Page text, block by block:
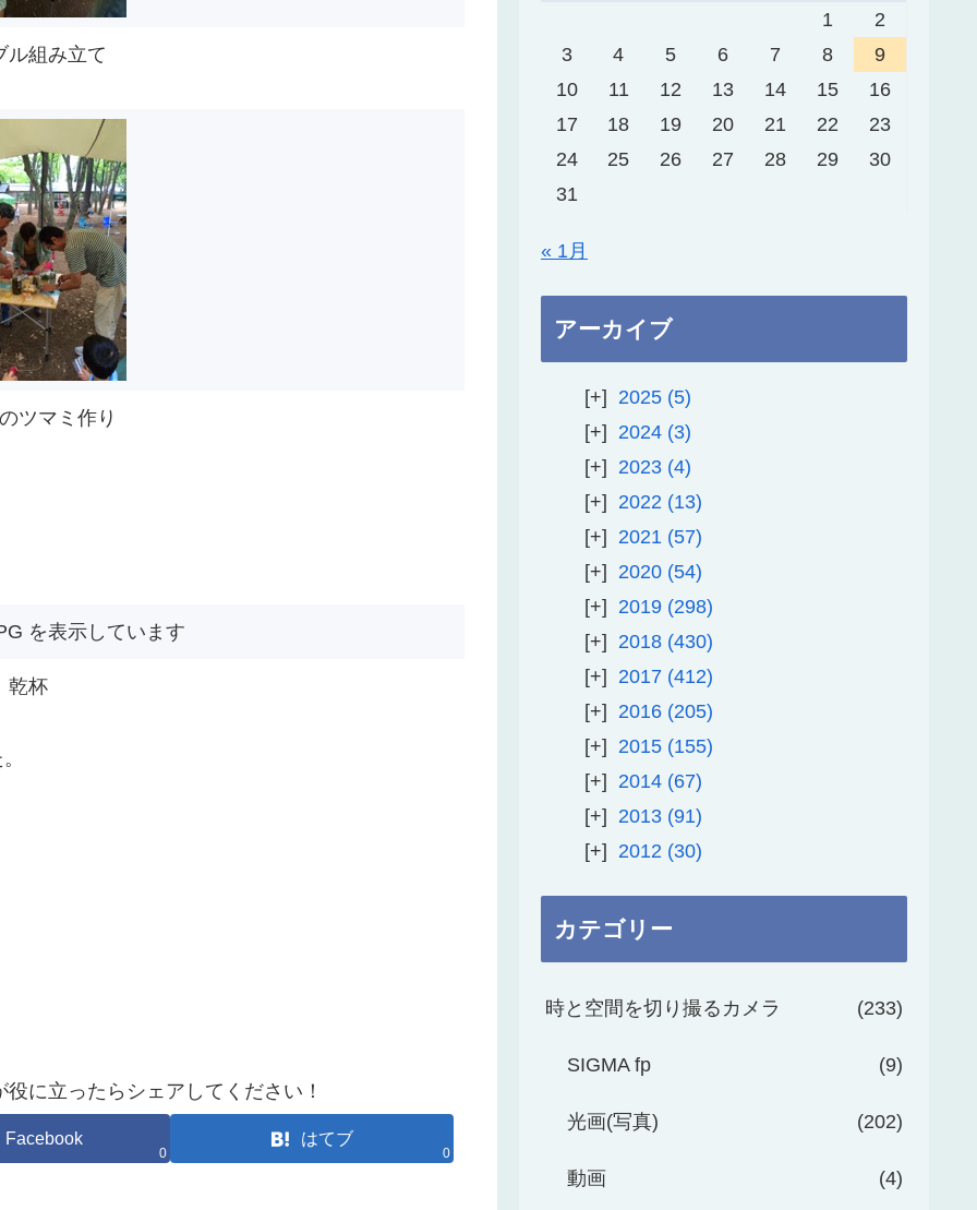
ル組み立て
ツマミ作り
乾杯
に立ったらシェアしてください！
Facebook
0
はてブ
0
1
2
3
4 5 6 7 8
9
10
11 12 13 14 15
16
17
18 19 20 21 22
23
24
25 26 27 28 29
30
31
« 1月
アーカイブ
2025 5
2024 3
2023 4
2022
13
2021
57
2020 54
2019 298
2018 430
2017 412
2016 205
2015 155
2014 67
2013 91
2012
30
カテゴリー
時と空間を切り撮るカメラ 233
SIGMA fp 9
光画(写真) 202
動画 4